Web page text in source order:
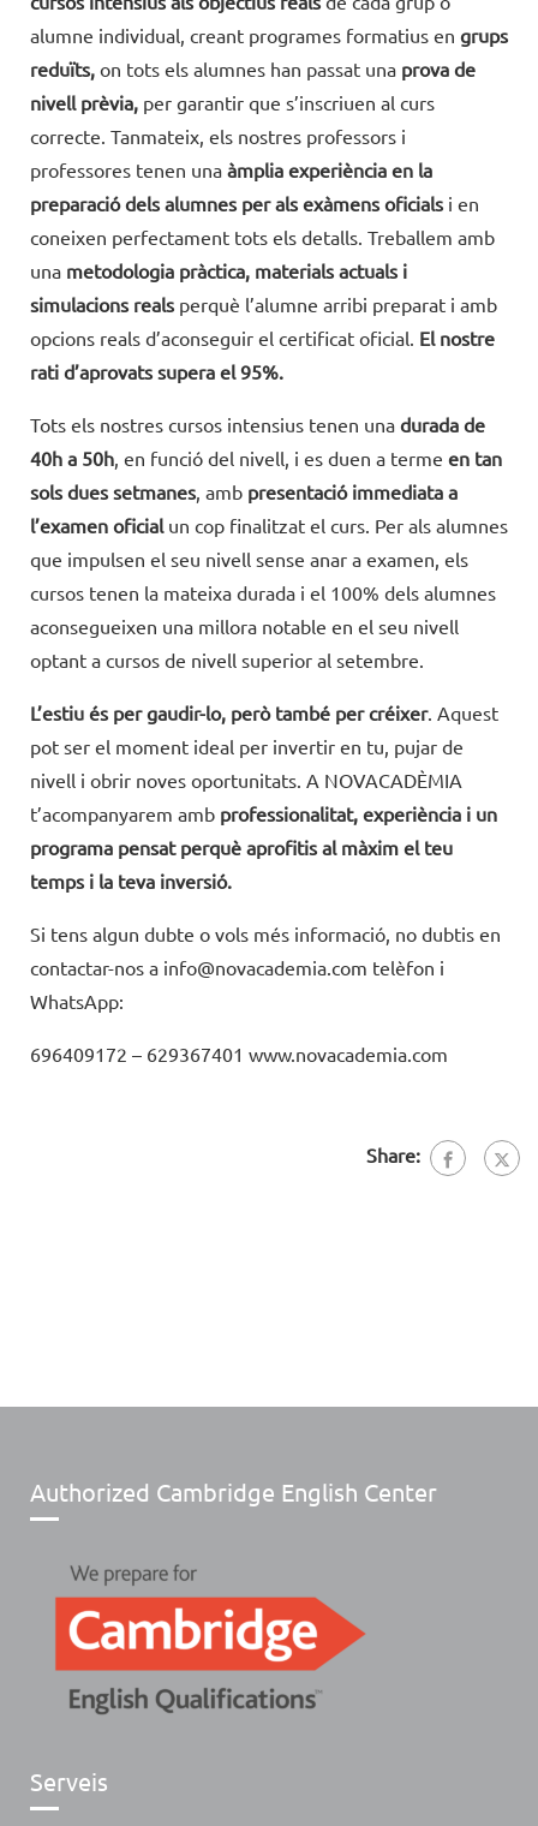
alumne individual, creant programes formatius en grups
reduïts, on tots els alumnes han passat una prova de
nivell prèvia, per garantir que s’inscriuen al curs
correcte. Tanmateix, els nostres professors i
professores tenen una àmplia experiència en la
preparació dels alumnes per als exàmens oficials i en
coneixen perfectament tots els detalls. Treballem amb
una metodologia pràctica, materials actuals i
simulacions reals perquè l’alumne arribi preparat i amb
opcions reals d’aconseguir el certificat oficial. El nostre
rati d’aprovats supera el 95%.
Tots els nostres cursos intensius tenen una durada de
40h a 50h, en funció del nivell, i es duen a terme en tan
sols dues setmanes, amb presentació immediata a
l’examen oficial un cop finalitzat el curs. Per als alumnes
que impulsen el seu nivell sense anar a examen, els
cursos tenen la mateixa durada i el 100% dels alumnes
aconsegueixen una millora notable en el seu nivell
optant a cursos de nivell superior al setembre.
L’estiu és per gaudir-lo, però també per créixer. Aquest
pot ser el moment ideal per invertir en tu, pujar de
nivell i obrir noves oportunitats. A NOVACADÈMIA
t’acompanyarem amb professionalitat, experiència i un
programa pensat perquè aprofitis al màxim el teu
temps i la teva inversió.
Si tens algun dubte o vols més informació, no dubtis en
contactar-nos a info@novacademia.com telèfon i
WhatsApp:
696409172 – 629367401 www.novacademia.com
Share:
Authorized Cambridge English Center
Serveis